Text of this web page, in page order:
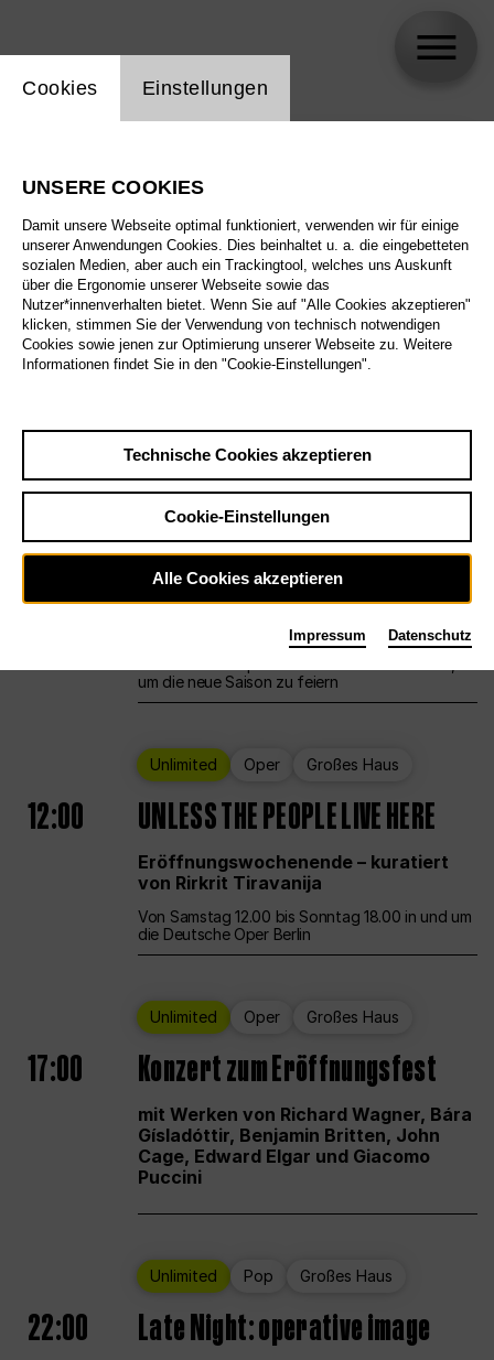
Alle Sparten
Alle Spielstätten
Alle Merkmale
Sa29.8.
Großes Haus
12:00 Eröffnungswochenende
um die neue Saison zu feiern
Unlimited Oper Großes Haus
12:00 UNLESS THE PEOPLE LIVE HERE
Eröffnungswochenende – kuratiert
von Rirkrit Tiravanija
Von Samstag 12.00 bis Sonntag 18.00 in und um
die Deutsche Oper Berlin
Unlimited Oper Großes Haus
17:00 Konzert zum Eröffnungsfest
mit Werken von Richard Wagner, Bára
Gísladóttir, Benjamin Britten, John
Cage, Edward Elgar und Giacomo
Puccini
Unlimited Pop Großes Haus
22:00 Late Night: operative image
Einstellung Website Cookie
Cookies Einstellungen
UNSERE COOKIES
Damit unsere Webseite optimal funktioniert, verwenden wir für einige
unserer Anwendungen Cookies. Dies beinhaltet u. a. die eingebetteten
sozialen Medien, aber auch ein Trackingtool, welches uns Auskunft
über die Ergonomie unserer Webseite sowie das
Nutzer*innenverhalten bietet. Wenn Sie auf "Alle Cookies akzeptieren"
klicken, stimmen Sie der Verwendung von technisch notwendigen
Cookies sowie jenen zur Optimierung unserer Webseite zu. Weitere
Informationen findet Sie in den "Cookie-Einstellungen".
Technische Cookies akzeptieren
Cookie-Einstellungen
Alle Cookies akzeptieren
Impressum Datenschutz